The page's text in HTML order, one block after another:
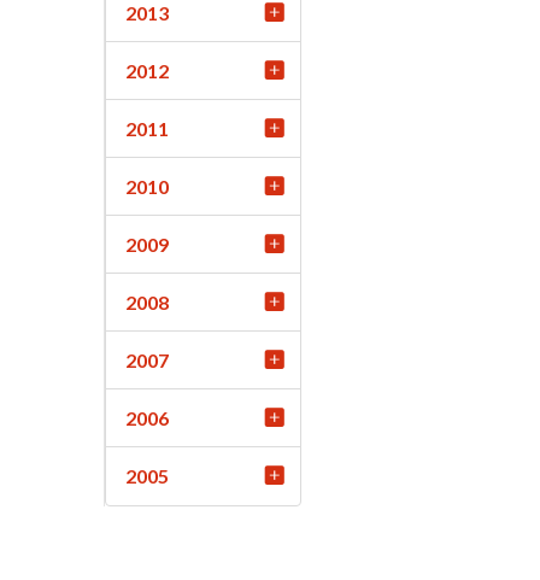
2013
2012
2011
2010
2009
2008
2007
2006
2005